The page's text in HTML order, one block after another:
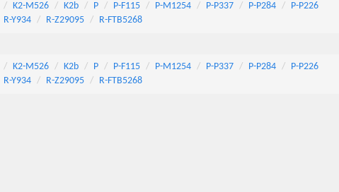
K2-M526 K2b P P-F115 P-M1254 P-P337 P-P284
P-P226
R-Y934 R-Z29095 R-FTB5268
K2-M526 K2b P P-F115 P-M1254 P-P337 P-P284
P-P226
R-Y934 R-Z29095 R-FTB5268